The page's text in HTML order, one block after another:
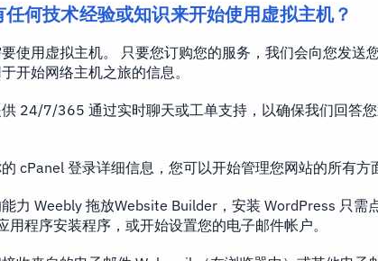
何技术经验或知识来开始使用虚拟主机？
使用虚拟主机。 只要您订购您的服务，我们会向您发送
开始网络主机之旅的信息。
24/7/365 通过实时聊天或工单支持，以确保我们回答
cPanel 登录详细信息，您可以开始管理您网站的所有方
力 Weebly 拖放Website Builder，安装 WordPress 只需
用程序安装程序，或开始设置您的电子邮件帐户。